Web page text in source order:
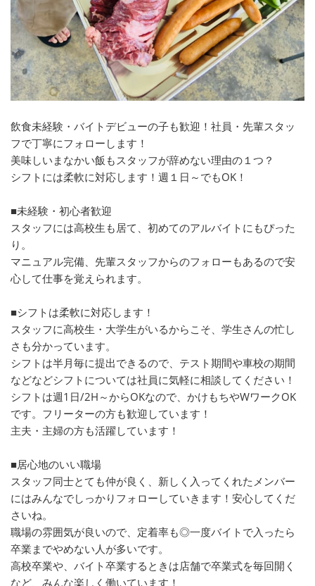
飲食未経験・バイトデビューの子も歓迎！社員・先輩スタッ
フで丁寧にフォローします！
美味しいまなかい飯もスタッフが辞めない理由の１つ？
シフトには柔軟に対応します！週１日～でもOK！
■未経験・初心者歓迎
スタッフには高校生も居て、初めてのアルバイトにもぴった
り。
マニュアル完備、先輩スタッフからのフォローもあるので安
心して仕事を覚えられます。
■シフトは柔軟に対応します！
スタッフに高校生・大学生がいるからこそ、学生さんの忙し
さも分かっています。
シフトは半月毎に提出できるので、テスト期間や車校の期間
などなどシフトについては社員に気軽に相談してください！
シフトは週1日/2H～からOKなので、かけもちやWワークOK
です。フリーターの方も歓迎しています！
主夫・主婦の方も活躍しています！
■居心地のいい職場
スタッフ同士とても仲が良く、新しく入ってくれたメンバー
にはみんなでしっかりフォローしていきます！安心してくだ
さいね。
職場の雰囲気が良いので、定着率も◎一度バイトで入ったら
卒業までやめない人が多いです。
高校卒業や、バイト卒業するときは店舗で卒業式を毎回開く
など、みんな楽しく働いています！